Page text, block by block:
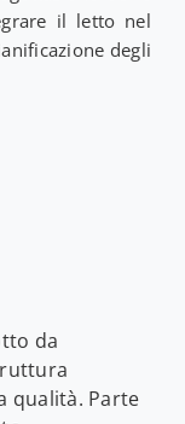
il letto nel
degli
da
qualità. Parte